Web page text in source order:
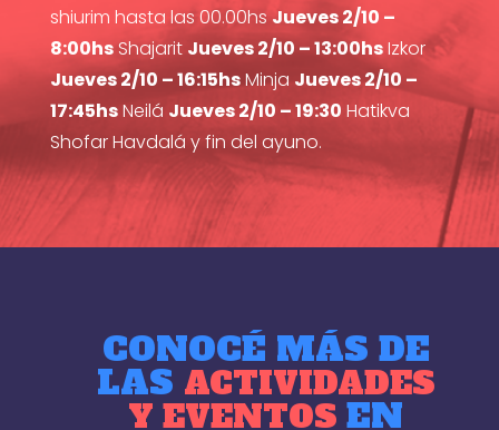
shiurim hasta las 00.00hsJueves 2/10 –
8:00hsShajarit Jueves 2/10 – 13:00hsIzkor
Jueves 2/10 – 16:15hsMinja Jueves 2/10 –
17:45hsNeilá Jueves 2/10 – 19:30 Hatikva
Shofar Havdalá y fin del ayuno.
CONOCÉ MÁS DE
LAS ACTIVIDADES
Y EVENTOSEN